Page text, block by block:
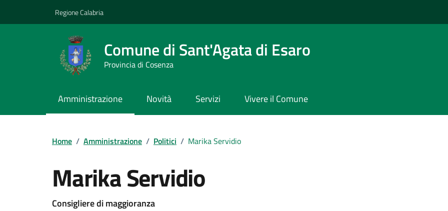
Regione Calabria
Comune di Sant'Agata di Esaro
Provincia di Cosenza
Amministrazione Novità Servizi Vivere il Comune
Home / Amministrazione / Politici / Marika Servidio
Marika Servidio
Consigliere di maggioranza